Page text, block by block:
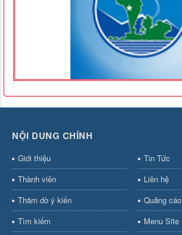
NỘI DUNG CHÍNH
Giới thiệu
Tin Tức
Thành viên
Liên hệ
Thăm dò ý kiến
Quảng cáo
Tìm kiếm
Menu Site